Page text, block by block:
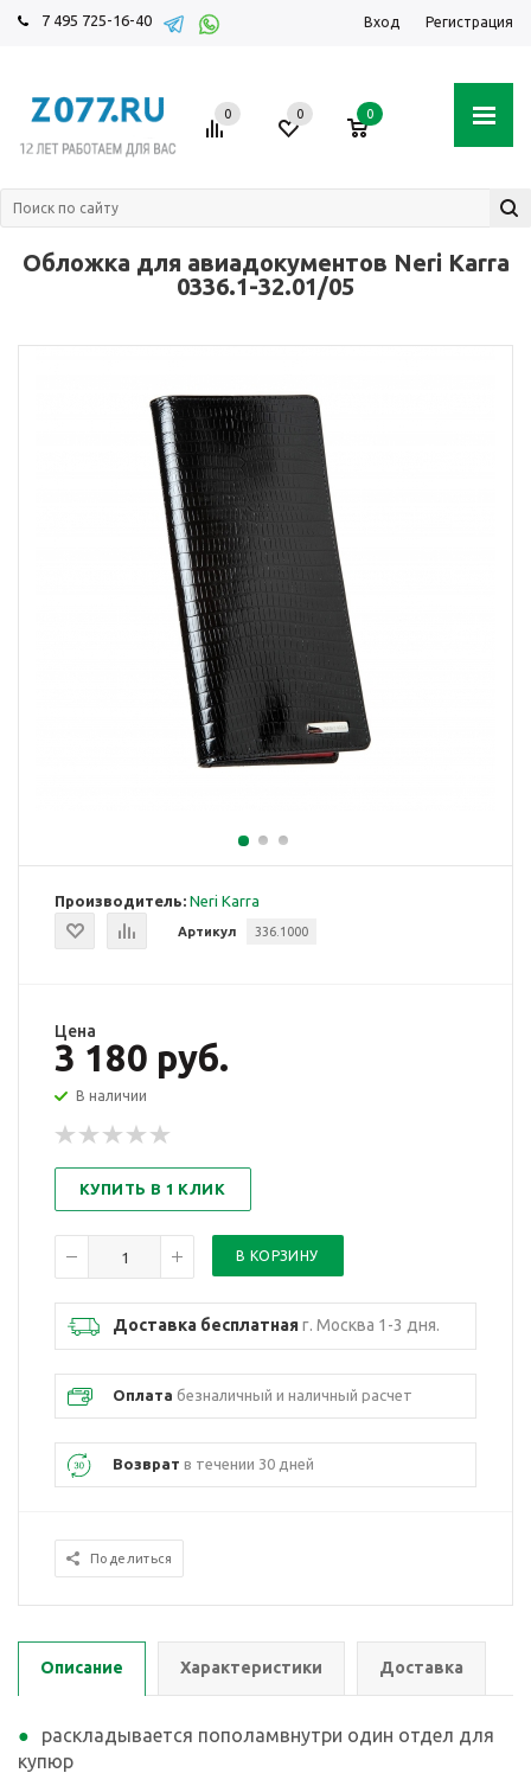
7 495 725-16-40 Вход Регистрация
0 0 0
Обложка для авиадокументов Neri Karra
0336.1-32.01/05
Производитель: Neri Karra
Артикул 336.1000
Цена
3 180 руб.
В наличии
КУПИТЬ В 1 КЛИК
Доставка бесплатнаяг. Москва 1-3 дня.
Оплата безналичный и наличный расчет
Возврат в течении 30 дней
Поделиться
Описание Характеристики Доставка
раскладывается пополамвнутри один отдел для
купюр